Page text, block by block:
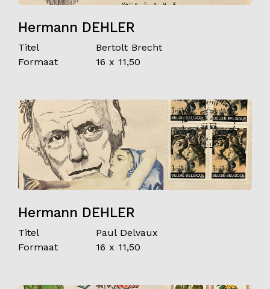
Hermann DEHLER
Titel
Bertolt Brecht
Formaat
16 x 11,50
Hermann DEHLER
Titel
Paul Delvaux
Formaat
16 x 11,50